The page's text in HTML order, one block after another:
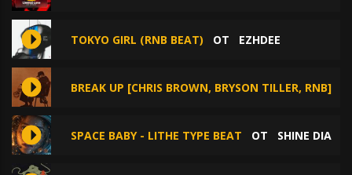
TOKYO GIRL (RNB BEAT) ОТ EZHDEE
BREAK UP [CHRIS BROWN, BRYSON TILLER, RNB]
SPACE BABY - LITHE TYPE BEAT ОТ SHINE DIA